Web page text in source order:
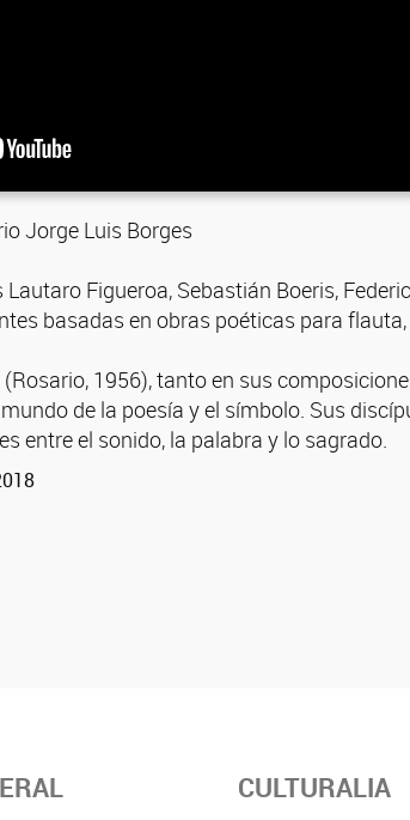
Jorge Luis Borges
Figueroa, Sebastián Boeris,
basadas en obras poéticas para
1956), tanto en sus
de la poesía y el símbolo. Sus
entre el sonido, la palabra y lo sagrado.
CULTURALIA